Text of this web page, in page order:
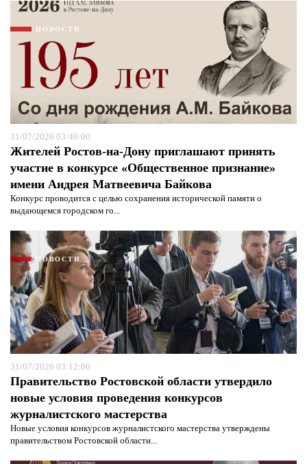
НОВОСТИ
31/07/2026 03:40:00
Жителей Ростов-на-Дону приглашают принять
участие в конкурсе «Общественное признание»
имени Андрея Матвеевича Байкова
Конкурс проводится с целью сохранения исторической памяти о
выдающемся городском го...
НОВОСТИ
31/07/2026 03:12:00
Правительство Ростовской области утвердило
новые условия проведения конкурсов
журналистского мастерства
Новые условия конкурсов журналистского мастерства утверждены
правительством Ростовской области...
Я согласен сполитикой конфиденциальности и
защиты информации*
Я согласен сполитикой конфиденциальности и